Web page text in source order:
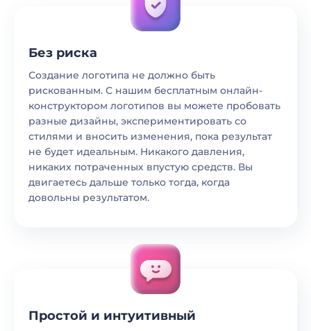
Без риска
Создание логотипа не должно быть
рискованным. С нашим бесплатным онлайн-
конструктором логотипов вы можете пробовать
разные дизайны, экспериментировать со
стилями и вносить изменения, пока результат
не будет идеальным. Никакого давления,
никаких потраченных впустую средств. Вы
двигаетесь дальше только тогда, когда
довольны результатом.
Простой и интуитивный